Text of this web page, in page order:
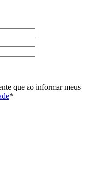
que ao informar meus
*